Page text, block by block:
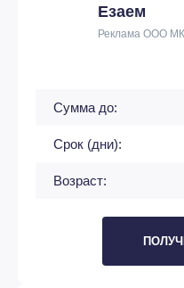
Езаем
Реклама ООО
Сумма до:
Срок (дни):
Возраст: